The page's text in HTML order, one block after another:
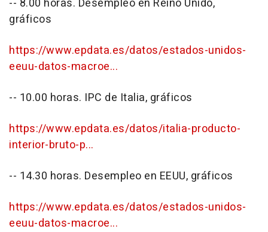
-- 8.00 horas. Desempleo en Reino Unido,
gráficos
https://www.epdata.es/datos/estados-unidos-
eeuu-datos-macroe...
-- 10.00 horas. IPC de Italia, gráficos
https://www.epdata.es/datos/italia-producto-
interior-bruto-p...
-- 14.30 horas. Desempleo en EEUU, gráficos
https://www.epdata.es/datos/estados-unidos-
eeuu-datos-macroe...